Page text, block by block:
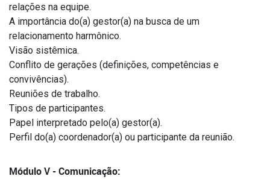
relações na equipe.
A importância do(a) gestor(a) na busca de um
relacionamento harmônico.
Visão sistêmica.
Conflito de gerações (definições, competências e
convivências).
Reuniões de trabalho.
Tipos de participantes.
Papel interpretado pelo(a) gestor(a).
Perfil do(a) coordenador(a) ou participante da reunião.
Módulo V - Comunicação: